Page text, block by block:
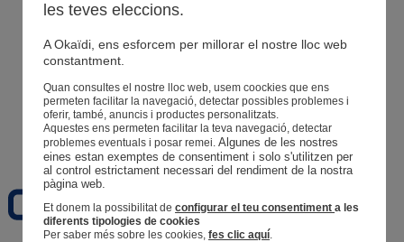
Tu información
Tus pedidos
Cesta
Favoritos
les teves eleccions.
A Okaïdi, ens esforcem per millorar el nostre lloc web
constantment.
Quan consultes el nostre lloc web, usem coockies que ens
permeten facilitar la navegació, detectar possibles problemes i
oferir, també, anuncis i productes personalitzats.
Aquestes ens permeten facilitar la teva navegació, detectar
problemes eventuals i posar remei.Algunes de les nostres
eines estan exemptes de consentiment i solo s'utilitzen per
al control estrictament necessari del rendiment de la nostra
pàgina web.
Et donem la possibilitat deconfigurar el teu consentimenta les
diferents tipologies de cookies
Per saber més sobre les cookies,fes clic aquí.